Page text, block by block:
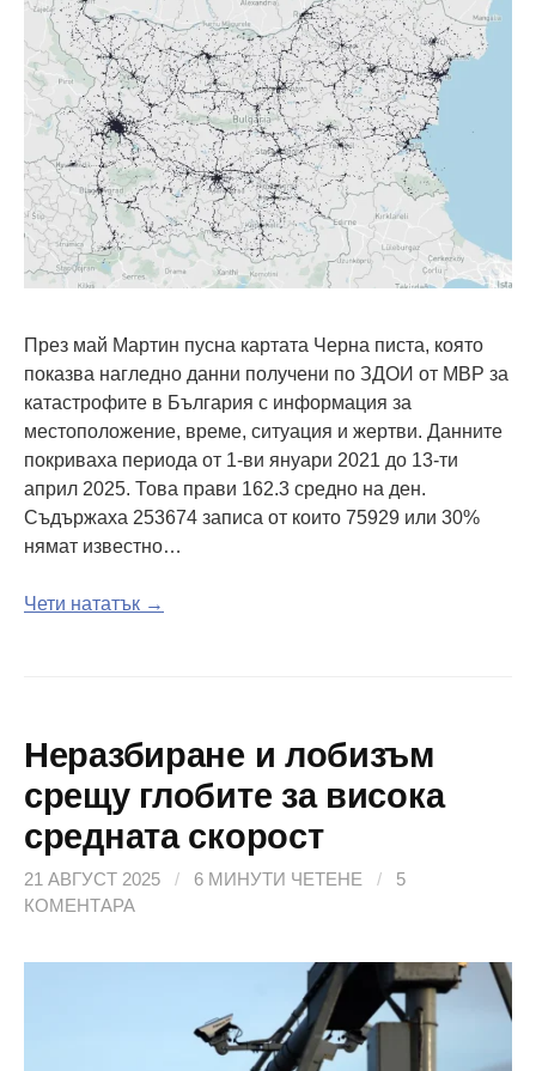
През май Мартин пусна картата Черна писта, която
показва нагледно данни получени по ЗДОИ от МВР за
катастрофите в България с информация за
местоположение, време, ситуация и жертви. Данните
покриваха периода от 1-ви януари 2021 до 13-ти
април 2025. Това прави 162.3 средно на ден.
Съдържаха 253674 записа от които 75929 или 30%
нямат известно…
Чети нататък →
Неразбиране и лобизъм
срещу глобите за висока
средната скорост
21 АВГУСТ 2025 / 6 МИНУТИ ЧЕТЕНЕ /
5
КОМЕНТАРА